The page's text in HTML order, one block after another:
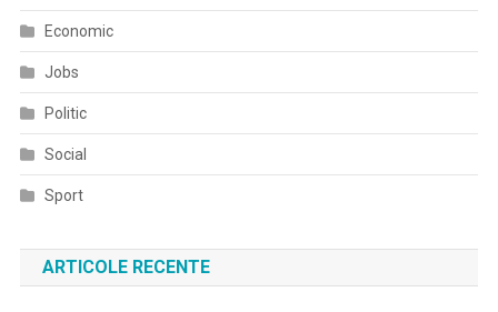
Economic
Jobs
Politic
Social
Sport
ARTICOLE RECENTE